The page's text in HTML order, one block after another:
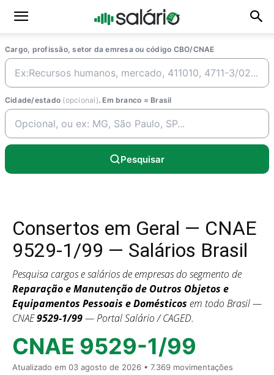
Cargo, profissão, setor da emresa ou código CBO/CNAE
Cidade/estado (opcional). Em branco = Brasil
Pesquisar
Consertos em Geral — CNAE
9529-1/99 — Salários Brasil
Pesquisa cargos e salários de empresas do segmento de
Reparação e Manutenção de Outros Objetos e
Equipamentos Pessoais e Domésticos em todo Brasil —
CNAE9529-1/99— Portal Salário / CAGED.
CNAE 9529-1/99
Atualizado em 03 agosto de 2026 • 7.369 movimentações